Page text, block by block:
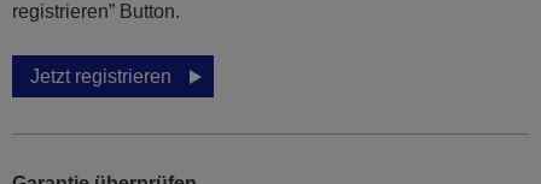
registrieren” Button.
Jetzt registrieren